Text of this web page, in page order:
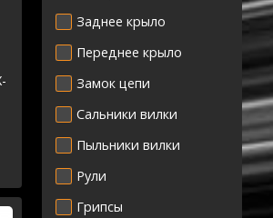
Заднее крыло
Переднее крыло
Замок цепи
Сальники вилки
Пыльники вилки
Рули
Грипсы